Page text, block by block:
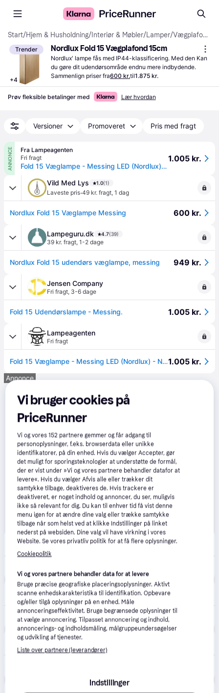
Start/Hjem & Husholdning/ Interiør & Møbler/Lamper/ Vægplafonder
Trender
+4
Nordlux Fold 15 Vægplafond 15cm
Nordlux' lampe fås med IP44-klassificering. Med den Kan
du gøre dit udendørsområde endnu mere indbydende.
Sammenlign priser fra600 kr.til1.875 kr.
Prøv fleksible betalinger med Lær hvordan
Versioner Promoveret Pris med fragt
ANNONCE
Fra Lampeagenten
Fri fragt
Fold 15 Væglampe - Messing LED (Nordlux) - Nordlux - Hos Lampeagenten.
1.005 kr.
Vild Med Lys 1.0(1)
Laveste pris·49 kr. fragt, 1 dag
Nordlux Fold 15 Væglampe Messing 600 kr.
Lampeguru.dk 4.7(39)
39 kr. fragt, 1-2 dage
Nordlux Fold 15 udendørs væglampe, messing 949 kr.
Jensen Company
Fri fragt, 3-6 dage
Fold 15 Udendørslampe - Messing. 1.005 kr.
Lampeagenten
Fri fragt
Fold 15 Væglampe - Messing LED (Nordlux) - Nordlux - Hos Lampeagenten.1.005 kr.
Annonce
El-Salg Aalborg
Lampeshop
Fri fragt ,1-3 dage
Nordlux Fold 15 Væglampe Messing 1.049 kr.
Lampemesteren
Fri fragt ,2-4 dage
Vi bruger cookies på
PriceRunner
Vi og vores152 partnere gemmer og får adgang til
personoplysninger, f.eks. browserdata eller unikke
identifikatorer, på din enhed. Hvis du vælger Accepter, gør
det muligt for sporingsteknologier at understøtte de formål,
der er vist under »Vi og vores partnere behandler datafor at
levere«. Hvis du vælger Afvis alle eller trækker dit
samtykke tilbage, deaktiveres de. Hvis trackere er
deaktiveret, er noget indhold og annoncer, du ser, muligvis
ikke så relevant for dig. Du kan til enhver tid få vist denne
menu igen for at ændre dine valg eller trække samtykke
tilbage når som helst ved at klikke Indstillinger på linket
nederst på websiden. Dine valg vil have virkning i vores
Website. Se vores privatliv politik for at få flere oplysninger.
Cookiepolitik
Vi og vores partnere behandler data for at levere
Bruge præcise geografiske placeringsoplysninger. Aktivt
scanne enhedskarakteristika til identifikation. Opbevare
og/eller tilgå oplysninger på en enhed. Måle
annonceringseffektivitet. Bruge begrænsede oplysninger til
at vælge annoncering. Tilpasset annoncering og indhold,
annoncerings- og indholdsmåling, målgruppeundersøgelser
og udvikling af tjenester.
Liste over partnere (leverandører)
Indstillinger